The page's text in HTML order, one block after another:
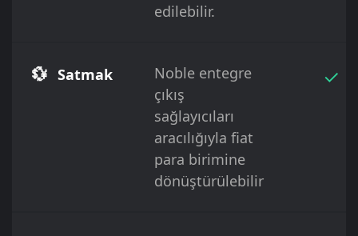
edilebilir.
💱 Satmak
Noble entegre
çıkış
sağlayıcıları
aracılığıyla fiat
para birimine
dönüştürülebilir
✓